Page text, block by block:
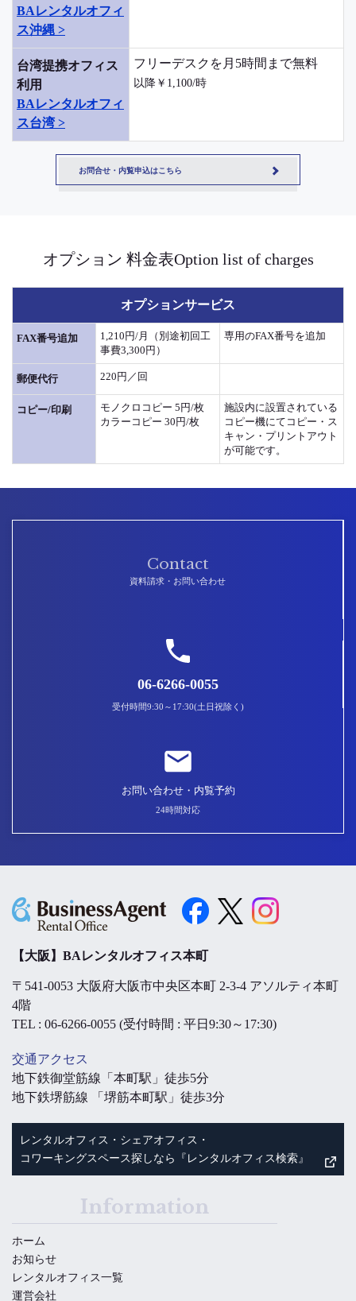
BAレンタルオフィ
ス沖縄 >
台湾提携オフィス
利用
BAレンタルオフィ
ス台湾 >
フリーデスクを月5時間まで無料
以降￥1,100/時
お問合せ・内覧申込はこちら
オプション 料金表Option list of charges
オプションサービス
FAX番号追加
1,210円/月（別途初回工
事費3,300円）
専用のFAX番号を追加
郵便代行 220円／回
コピー/印刷
モノクロコピー 5円/枚
カラーコピー 30円/枚
施設内に設置されている
コピー機にてコピー・ス
キャン・プリントアウト
が可能です。
Contact
資料請求・お問い合わせ
06-6266-0055
受付時間9:30～17:30(土日祝除く)
お問い合わせ・内覧予約
24時間対応
【大阪】BAレンタルオフィス本町
〒541-0053 大阪府大阪市中央区本町 2-3-4 アソルティ本町
4階
TEL : 06-6266-0055 (受付時間 : 平日9:30～17:30)
交通アクセス
地下鉄御堂筋線「本町駅」徒歩5分
地下鉄堺筋線 「堺筋本町駅」徒歩3分
レンタルオフィス・シェアオフィス・
コワーキングスペース探しなら『レンタルオフィス検索』
Information
ホーム
お知らせ
レンタルオフィス一覧
運営会社